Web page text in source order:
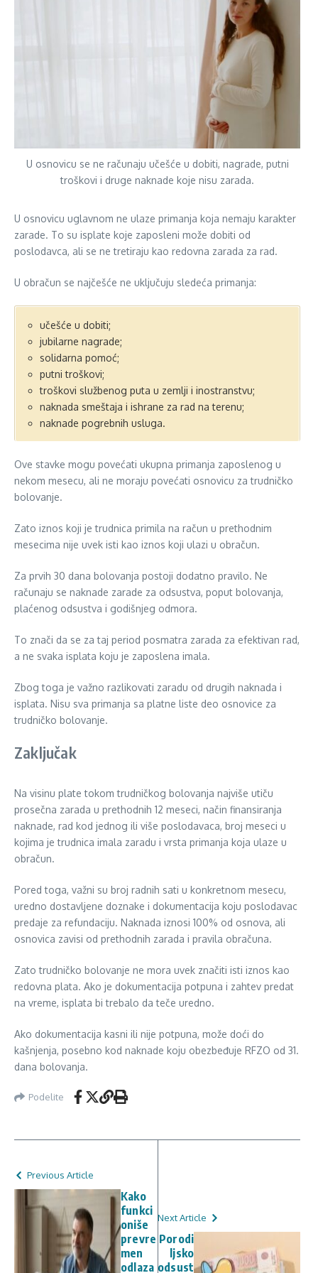
U osnovicu se ne računaju učešće u dobiti, nagrade, putni
troškovi i druge naknade koje nisu zarada.
U osnovicu uglavnom ne ulaze primanja koja nemaju karakter
zarade. To su isplate koje zaposleni može dobiti od
poslodavca, ali se ne tretiraju kao redovna zarada za rad.
U obračun se najčešće ne uključuju sledeća primanja:
učešće u dobiti;
jubilarne nagrade;
solidarna pomoć;
putni troškovi;
troškovi službenog puta u zemlji i inostranstvu;
naknada smeštaja i ishrane za rad na terenu;
naknade pogrebnih usluga.
Ove stavke mogu povećati ukupna primanja zaposlenog u
nekom mesecu, ali ne moraju povećati osnovicu za trudničko
bolovanje.
Zato iznos koji je trudnica primila na račun u prethodnim
mesecima nije uvek isti kao iznos koji ulazi u obračun.
Za prvih 30 dana bolovanja postoji dodatno pravilo. Ne
računaju se naknade zarade za odsustva, poput bolovanja,
plaćenog odsustva i godišnjeg odmora.
To znači da se za taj period posmatra zarada za efektivan rad,
a ne svaka isplata koju je zaposlena imala.
Zbog toga je važno razlikovati zaradu od drugih naknada i
isplata. Nisu sva primanja sa platne liste deo osnovice za
trudničko bolovanje.
Zaključak
Na visinu plate tokom trudničkog bolovanja najviše utiču
prosečna zarada u prethodnih 12 meseci, način finansiranja
naknade, rad kod jednog ili više poslodavaca, broj meseci u
kojima je trudnica imala zaradu i vrsta primanja koja ulaze u
obračun.
Pored toga, važni su broj radnih sati u konkretnom mesecu,
uredno dostavljene doznake i dokumentacija koju poslodavac
predaje za refundaciju. Naknada iznosi 100% od osnova, ali
osnovica zavisi od prethodnih zarada i pravila obračuna.
Zato trudničko bolovanje ne mora uvek značiti isti iznos kao
redovna plata. Ako je dokumentacija potpuna i zahtev predat
na vreme, isplata bi trebalo da teče uredno.
Ako dokumentacija kasni ili nije potpuna, može doći do
kašnjenja, posebno kod naknade koju obezbeđuje RFZO od 31.
dana bolovanja.
Podelite
Previous Article
Kako
funkci
oniše
prevre
men
odlaza
Next Article
Porodi
ljsko
odsust